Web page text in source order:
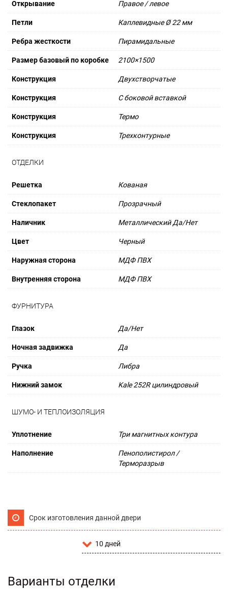
Открывание Правое / левое
Петли Каплевидные Ø 22 мм
Ребра жесткости Пирамидальные
Размер базовый по коробке 2100×1500
Конструкция Двухстворчатые
Конструкция С боковой вставкой
Конструкция Термо
Конструкция Трехконтурные
ОТДЕЛКИ
Решетка Кованая
Стеклопакет Прозрачный
Наличник Металлический Да/Нет
Цвет Черный
Наружная сторона МДФ ПВХ
Внутренняя сторона МДФ ПВХ
ФУРНИТУРА
Глазок Да/Нет
Ночная задвижка Да
Ручка Либра
Нижний замок Kale 252R цилиндровый
ШУМО- И ТЕПЛОИЗОЛЯЦИЯ
Уплотнение Три магнитных контура
Наполнение
Пенополистирол /
Терморазрыв
Срок изготовления данной двери
10 дней
Варианты отделки